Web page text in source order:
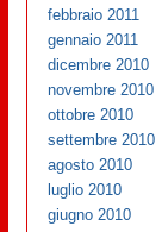
febbraio 2011
gennaio 2011
dicembre 2010
novembre 2010
ottobre 2010
settembre 2010
agosto 2010
luglio 2010
giugno 2010